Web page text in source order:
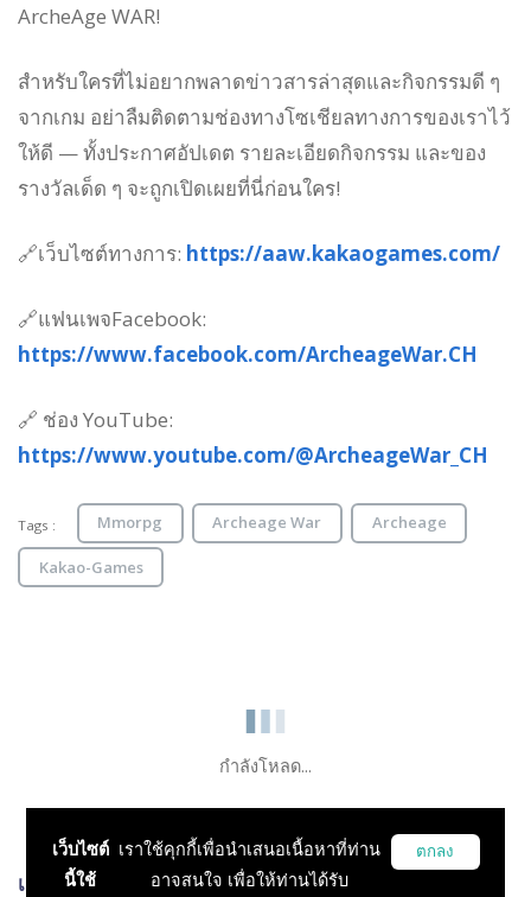
ArcheAge WAR!
สำหรับใครที่ไม่อยากพลาดข่าวสารล่าสุดและกิจกรรมดี ๆ
จากเกม อย่าลืมติดตามช่องทางโซเชียลทางการของเราไว้
ให้ดี — ทั้งประกาศอัปเดต รายละเอียดกิจกรรม และของ
รางวัลเด็ด ๆ จะถูกเปิดเผยที่นี่ก่อนใคร!
🔗เว็บไซต์ทางการ: https://aaw.kakaogames.com/
🔗แฟนเพจFacebook:
https://www.facebook.com/ArcheageWar.CH
🔗 ช่อง YouTube:
https://www.youtube.com/@ArcheageWar_CH
Tags : Mmorpg Archeage War Archeage
Kakao-Games
กำลังโหลด...
เกมส์ที่เกี่ยวข้อง
เว็บไซต์
นี้ใช้
เราใช้คุกกี้เพื่อนำเสนอเนื้อหาที่ท่าน
อาจสนใจ เพื่อให้ท่านได้รับ
ตกลง